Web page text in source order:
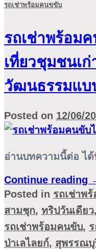
รถเช่าพร้อมคนขขับ
รถเช่าพร้อม
เที่ยวชุมชนเ
วัฒนธรรมแบ
Posted on 12/06/
อ่านบทความนี้ต่อ ไ
Continue reading
Posted in รถเช่าพ
สามชุก, ทริปวันเดียว,
รถเช่าพร้อมคนขับ,
ป่าเลไลยก์, สุพรรณบุ